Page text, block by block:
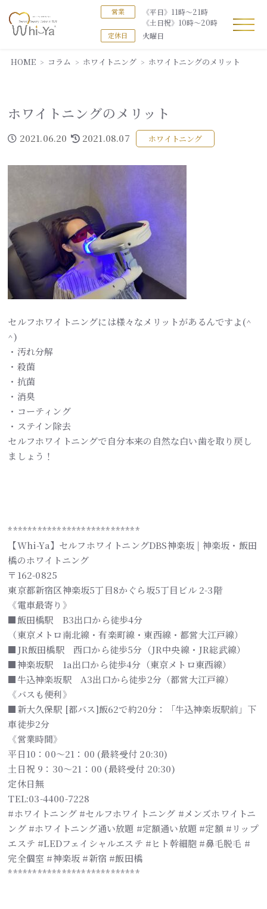
営業
《平日》11時～21時
《土日祝》10時～20時
定休日 火曜日
HOME コラム ホワイトニング ホワイトニングのメリット
ホワイトニングのメリット
2021.06.20 2021.08.07 ホワイトニング
セルフホワイトニングには様々なメリットがあるんですよ(^
^)
・汚れ分解
・殺菌
・抗菌
・消臭
・コーティング
・ステイン除去
セルフホワイトニングで自分本来の自然な白い歯を取り戻し
ましょう！
***************************
【Whi-Ya】セルフホワイトニングDBS神楽坂 | 神楽坂・飯田
橋のホワイトニング
〒162-0825
東京都新宿区神楽坂5丁目8かぐら坂5丁目ビル 2-3階
《電車最寄り》
■飯田橋駅 B3出口から徒歩4分
（東京メトロ南北線・有楽町線・東西線・都営大江戸線）
■JR飯田橋駅 西口から徒歩5分（JR中央線・JR総武線）
■神楽坂駅 1a出口から徒歩4分（東京メトロ東西線）
■牛込神楽坂駅 A3出口から徒歩2分（都営大江戸線）
《バスも便利》
■新大久保駅 [都バス]飯62で約20分：「牛込神楽坂駅前」下
車徒歩2分
《営業時間》
平日10：00～21：00 (最終受付 20:30)
土日祝 9：30～21：00 (最終受付 20:30)
定休日無
TEL:03-4400-7228
#ホワイトニング #セルフホワイトニング #メンズホワイトニ
ング #ホワイトニング通い放題 #定額通い放題 #定額 #リップ
エステ #LEDフェイシャルエステ #ヒト幹細胞 #鼻毛脱毛 #
完全個室 #神楽坂 #新宿 #飯田橋
***************************